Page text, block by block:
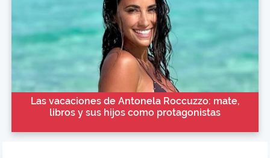
Las vacaciones de Antonela Roccuzzo: mate,
libros y sus hijos como protagonistas